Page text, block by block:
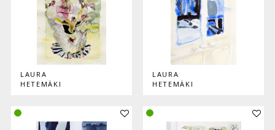
LAURA
HETEMÄKI
LAURA
HETEMÄKI
Lisää teos kokoelmaan Lisää